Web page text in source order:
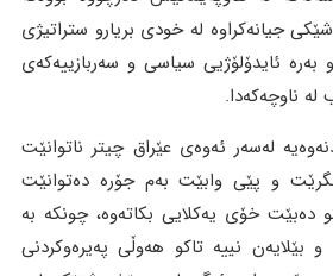
جیانەکراوە لە خودی بریارو ستراتیژی
ئایدۆلۆژیی سیاسی و سەربازییەکەی
لە ناوچەکەدا.
لەسەر ئەوەی عێراق چیتر ناتوانێت
بگرێت و پێی وابێت بەم جۆرە دەتوانێت
دەبێت خۆی یەکلایی بکاتەوە، چونکە بە
بێلایەن نییە تاکو هەوڵی پەیرەوکردنی